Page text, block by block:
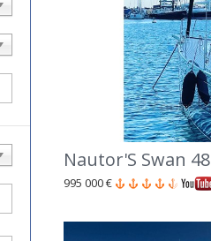
Nautor'S Swan 48
995 000 €